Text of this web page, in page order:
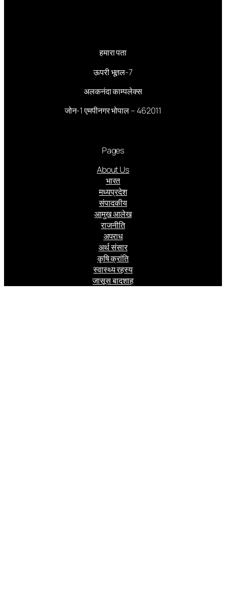
हमारा पता
ऊपरी भूतल-7
अलकनंदा काम्पलेक्स
जोन-1 एमपीनगर भोपाल – 462011
Pages
About Us
भारत
मध्यप्रदेश
संपादकीय
आमुख आलेख
राजनीति
अपराध
अर्थ संसार
कृषि क्रांति
स्वास्थ्य रहस्य
जासूस बादशाह